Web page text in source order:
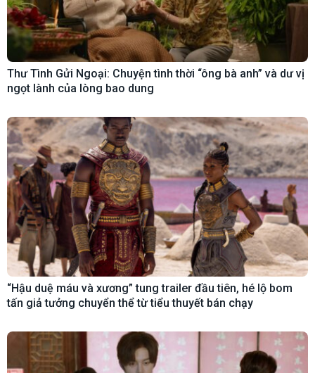
Thư Tình Gửi Ngoại: Chuyện tình thời “ông bà anh” và dư vị
ngọt lành của lòng bao dung
“Hậu duệ máu và xương” tung trailer đầu tiên, hé lộ bom
tấn giả tưởng chuyển thể từ tiểu thuyết bán chạy